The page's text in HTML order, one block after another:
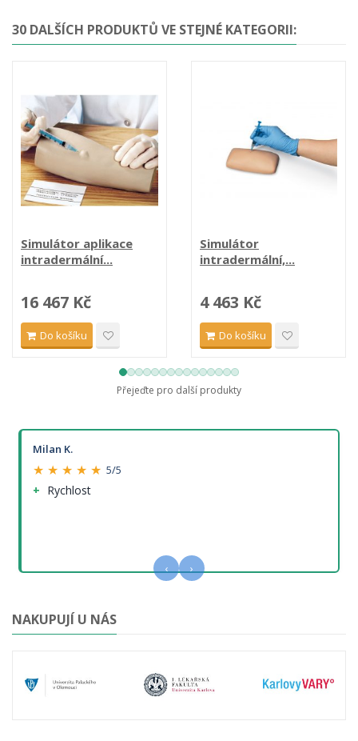
30 DALŠÍCH PRODUKTŮ VE STEJNÉ KATEGORII:
Simulátor aplikace
intradermální...
16 467 Kč
Do košíku
Simulátor
intradermální,...
4 463 Kč
Do košíku
Přejeďte pro další produkty
Milan K.
★ ★ ★ ★ ★ 5/5
Rychlost
‹ ›
NAKUPUJÍ U NÁS